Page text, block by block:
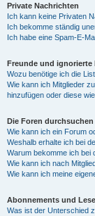
Private Nachrichten
Ich kann keine Privaten
Ich bekomme ständig
Ich habe eine Spam-E-
Freunde und ignorierte
Wozu benötige ich die
Wie kann ich Mitglieder
hinzufügen oder diese
Die Foren durchsuchen
Wie kann ich ein Forum
Weshalb erhalte ich bei
Warum bekomme ich bei
Wie kann ich nach
Wie kann ich meine
Abonnements und
Was ist der Unterschied